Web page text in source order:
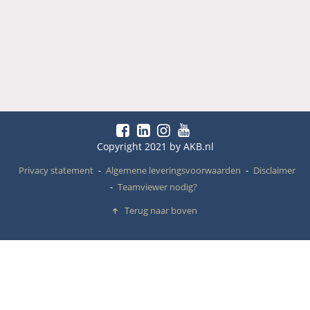
Copyright 2021 by AKB.nl
Privacy statement Algemene leveringsvoorwaarden
Disclaimer
Teamviewer nodig?
Terug naar boven